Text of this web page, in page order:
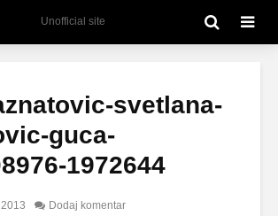
Unofficial site
svetlana-
guca-
1972644
Dodaj komentar